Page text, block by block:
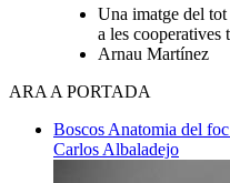
Una imatge del
a les cooperatives
Arnau Martínez
ARA A PORTADA
Boscos Anatomia del
Carlos Albaladejo